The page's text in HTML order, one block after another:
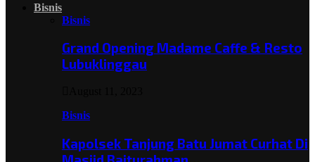
Bisnis
Bisnis
Grand Opening Madame Caffe & Resto
Lubuklinggau
Bisnis
Kapolsek Tanjung Batu Jumat Curhat Di